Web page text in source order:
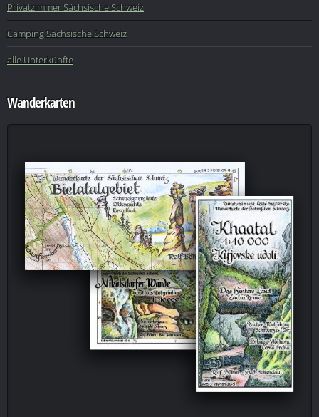
Privatzimmer Sächsische Schweiz
Camping Sächsische Schweiz
alle Unterkünfte
Wanderkarten